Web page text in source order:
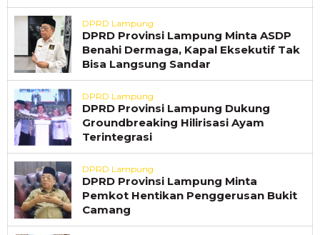
DPRD Lampung
DPRD Provinsi Lampung Minta ASDP
Benahi Dermaga, Kapal Eksekutif Tak
Bisa Langsung Sandar
DPRD Lampung
DPRD Provinsi Lampung Dukung
Groundbreaking Hilirisasi Ayam
Terintegrasi
DPRD Lampung
DPRD Provinsi Lampung Minta
Pemkot Hentikan Penggerusan Bukit
Camang